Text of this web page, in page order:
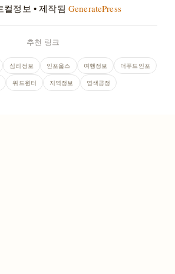
컬정보 • 제작됨 GeneratePress
추천 링크
심리정보 인포웁스 여행정보 더푸드인포
위드윈터 지역정보 염색공정